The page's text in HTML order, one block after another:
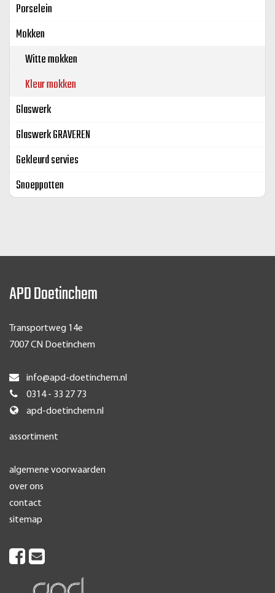
Porselein
Mokken
Witte mokken
Kleur mokken
Glaswerk
Glaswerk GRAVEREN
Gekleurd servies
Snoeppotten
APD Doetinchem
Transportweg 14e
7007 CN Doetinchem
info@apd-doetinchem.nl
0314 - 33 27 73
apd-doetinchem.nl
assortiment
algemene voorwaarden
over ons
contact
sitemap